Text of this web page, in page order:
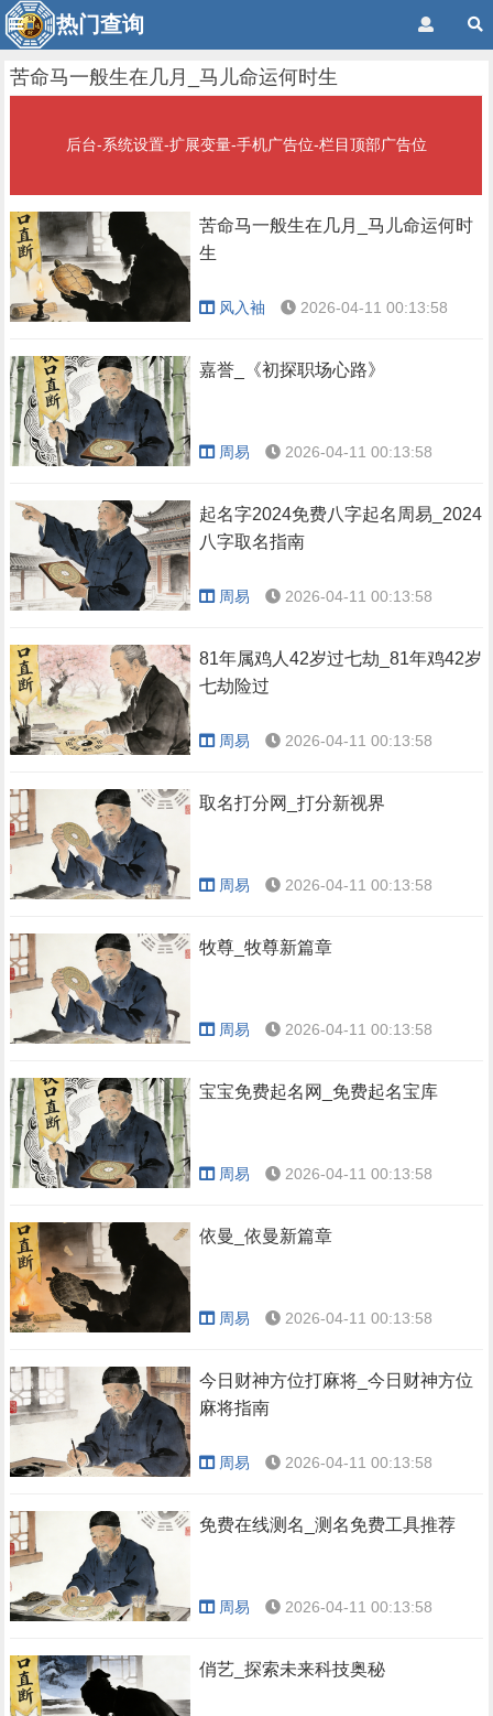
热门查询
苦命马一般生在几月_马儿命运何时生
后台-系统设置-扩展变量-手机广告位-栏目顶部广告位
苦命马一般生在几月_马儿命运何时
生
风入袖 2026-04-11 00:13:58
嘉誉_《初探职场心路》
周易 2026-04-11 00:13:58
起名字2024免费八字起名周易_2024
八字取名指南
周易 2026-04-11 00:13:58
81年属鸡人42岁过七劫_81年鸡42岁
七劫险过
周易 2026-04-11 00:13:58
取名打分网_打分新视界
周易 2026-04-11 00:13:58
牧尊_牧尊新篇章
周易 2026-04-11 00:13:58
宝宝免费起名网_免费起名宝库
周易 2026-04-11 00:13:58
依曼_依曼新篇章
周易 2026-04-11 00:13:58
今日财神方位打麻将_今日财神方位
麻将指南
周易 2026-04-11 00:13:58
免费在线测名_测名免费工具推荐
周易 2026-04-11 00:13:58
俏艺_探索未来科技奥秘